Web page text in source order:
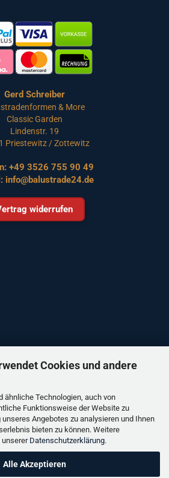
Cookies und andere
ähnliche Technologien, auch von
Funktionsweise der Website zu
Angebotes zu analysieren und Ihnen
bieten zu können. Weitere
unserer Datenschutzerklärung.
Alle Akzeptieren
Gerd Schreiber
& More
Classic Garden
Lindenstr. 19
Priestewitz / Zottewitz
+49 3526 755 90 49
info@balustrade24.de
widerrufen